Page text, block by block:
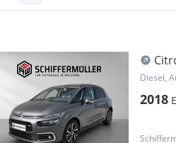
Diesel,
2018